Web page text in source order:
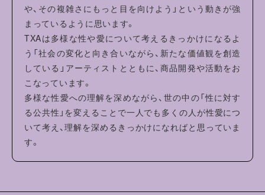
や、その複雑さにもっと目を向けよう」という動きが強
まっているように思います。
TXAは多様な性や愛について考えるきっかけになるよ
う「社会の変化と向き合いながら、新たな価値観を創造
している」アーティストとともに、商品開発や活動をお
こなっています。
多様な性愛への理解を深めながら、世の中の「性に対す
る公共性」を変えることで一人でも多くの人が性愛につ
いて考え、理解を深めるきっかけになればと思っていま
す。